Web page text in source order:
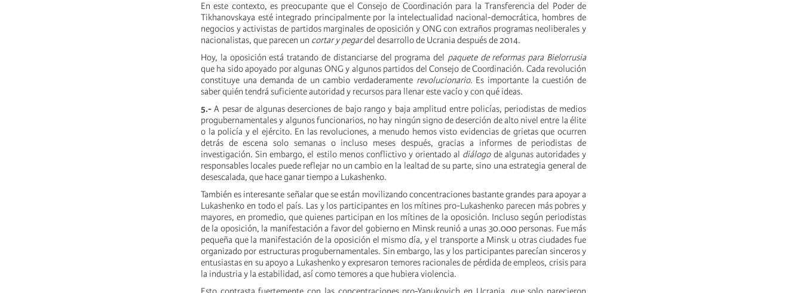
En este contexto, es preocupante que el Consejo de Coordinación para la Transferencia del Poder de
Tikhanovskaya esté integrado principalmente por la intelectualidad nacional-democrática, hombres de
negocios y activistas de partidos marginales de oposición y ONG con extraños programas neoliberales y
nacionalistas, que parecen un cortar y pegardel desarrollo de Ucrania después de 2014.
Hoy, la oposición está tratando de distanciarse del programa del paquete de reformas para Bielorrusia
que ha sido apoyado por algunas ONG y algunos partidos del Consejo de Coordinación. Cada revolución
constituye una demanda de un cambio verdaderamente revolucionario. Es importante la cuestión de
saber quién tendrá suficiente autoridad y recursos para llenar este vacío y con qué ideas.
5.- A pesar de algunas deserciones de bajo rango y baja amplitud entre policías, periodistas de medios
progubernamentales y algunos funcionarios, no hay ningún signo de deserción de alto nivel entre la élite
o la policía y el ejército. En las revoluciones, a menudo hemos visto evidencias de grietas que ocurren
detrás de escena solo semanas o incluso meses después, gracias a informes de periodistas de
investigación. Sin embargo, el estilo menos conflictivo y orientado al diálogode algunas autoridades y
responsables locales puede reflejar no un cambio en la lealtad de su parte, sino una estrategia general de
desescalada, que hace ganar tiempo a Lukashenko.
También es interesante señalar que se están movilizando concentraciones bastante grandes para apoyar a
Lukashenko en todo el país. Las y los participantes en los mítines pro-Lukashenko parecen más pobres y
mayores, en promedio, que quienes participan en los mítines de la oposición. Incluso según periodistas
de la oposición, la manifestación a favor del gobierno en Minsk reunió a unas 30.000 personas. Fue más
pequeña que la manifestación de la oposición el mismo día, y el transporte a Minsk u otras ciudades fue
organizado por estructuras progubernamentales. Sin embargo, las y los participantes parecían sinceros y
entusiastas en su apoyo a Lukashenko y expresaron temores racionales de pérdida de empleos, crisis para
la industria y la estabilidad, así como temores a que hubiera violencia.